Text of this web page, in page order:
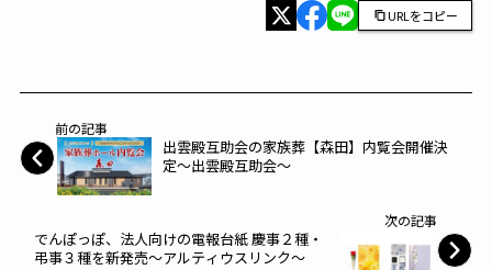
URLをコピー
前の記事
出雲殿互助会の家族葬【森田】内覧会開催決
定～出雲殿互助会～
次の記事
でんぽっぽ、法人向けの電報台紙 慶事２種・
弔事３種を新発売～アルティウスリンク～